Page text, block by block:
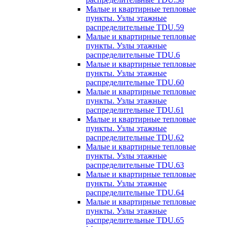
Малые и квартирные тепловые
пункты. Узлы этажные
распределительные TDU.59
Малые и квартирные тепловые
пункты. Узлы этажные
распределительные TDU.6
Малые и квартирные тепловые
пункты. Узлы этажные
распределительные TDU.60
Малые и квартирные тепловые
пункты. Узлы этажные
распределительные TDU.61
Малые и квартирные тепловые
пункты. Узлы этажные
распределительные TDU.62
Малые и квартирные тепловые
пункты. Узлы этажные
распределительные TDU.63
Малые и квартирные тепловые
пункты. Узлы этажные
распределительные TDU.64
Малые и квартирные тепловые
пункты. Узлы этажные
распределительные TDU.65